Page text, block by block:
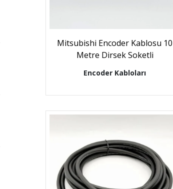
Mitsubishi Encoder Kablosu 10
Metre Dirsek Soketli
Encoder Kabloları